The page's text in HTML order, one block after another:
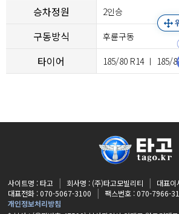
승차정원 2인승
구동방식 후륜구동
타이어 185/80 R14 ㅣ 185/
사이트명 : 타고 회사명 : (주)타고모빌리티
대표이
대표전화 : 070-5067-3100
팩스번호 : 070-7966-
개인정보처리방침